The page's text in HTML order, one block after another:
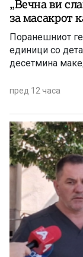
„Вечна ви
за масакрот
Поранешниот
единици со
десетмина
пред 12 часа